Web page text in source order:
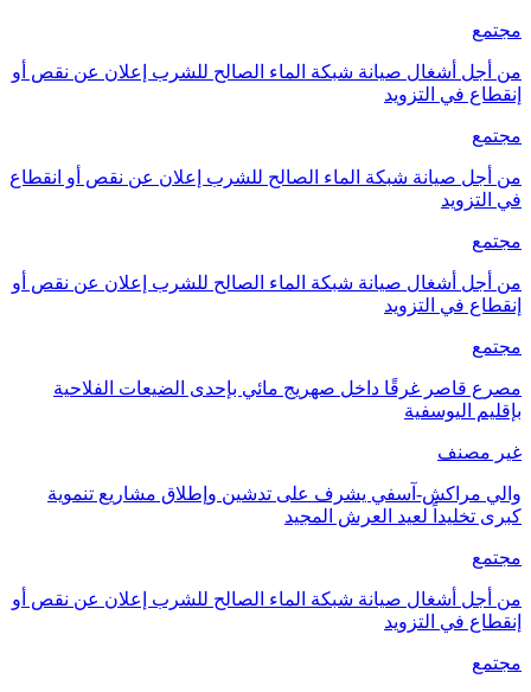
مجتمع
من أجل أشغال صيانة شبكة الماء الصالح للشرب إعلان عن نقص أو
إنقطاع في التزويد
مجتمع
من أجل صيانة شبكة الماء الصالح للشرب إعلان عن نقص أو انقطاع
في التزويد
مجتمع
من أجل أشغال صيانة شبكة الماء الصالح للشرب إعلان عن نقص أو
إنقطاع في التزويد
مجتمع
مصرع قاصر غرقًا داخل صهريج مائي بإحدى الضيعات الفلاحية
بإقليم اليوسفية
غير مصنف
والي مراكش-آسفي يشرف على تدشين وإطلاق مشاريع تنموية
كبرى تخليداً لعيد العرش المجيد
مجتمع
من أجل أشغال صيانة شبكة الماء الصالح للشرب إعلان عن نقص أو
إنقطاع في التزويد
مجتمع